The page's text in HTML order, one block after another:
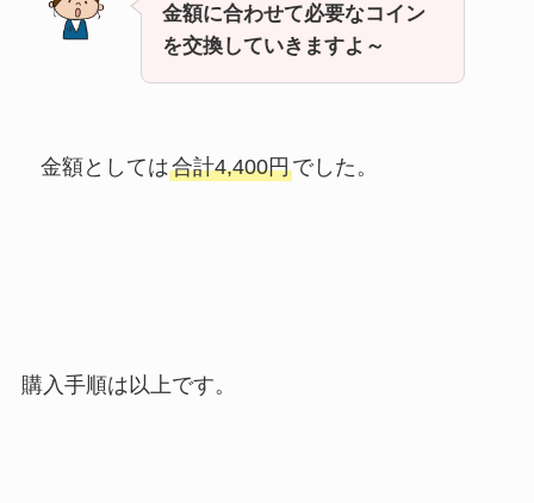
金額に合わせて必要なコイン
を交換していきますよ～
金額としては合計4,400円でした。
購入手順は以上です。